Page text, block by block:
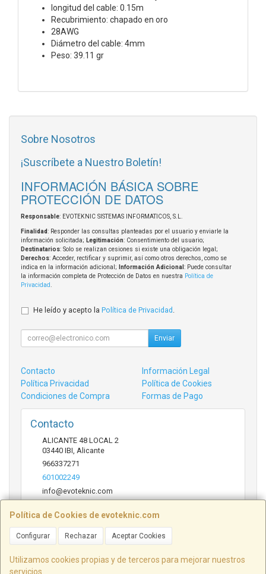
longitud del cable: 0.15m
Recubrimiento: chapado en oro
28AWG
Diámetro del cable: 4mm
Peso: 39.11 gr
Política de Cookies de evoteknic.com
Configurar Rechazar Aceptar Cookies
Utilizamos cookies propias y de terceros para mejorar nuestros
servicios.
Sobre Nosotros
¡Suscríbete a Nuestro Boletín!
INFORMACIÓN BÁSICA SOBRE
PROTECCIÓN DE DATOS
Responsable: EVOTEKNIC SISTEMAS INFORMATICOS, S.L.
Finalidad: Responder las consultas planteadas por el usuario y enviarle la
información solicitada; Legitimación: Consentimiento del usuario;
Destinatarios: Solo se realizan cesiones si existe una obligación legal;
Derechos: Acceder, rectificar y suprimir, así como otros derechos, como se
indica en la información adicional;
Información Adicional : Puede consultar
la información completa de Protección de Datos en nuestra Política de
Privacidad
He leído y acepto la Política de Privacidad
Enviar
Contacto
Información Legal
Política Privacidad
Política de Cookies
Condiciones de Compra
Formas de Pago
Contacto
ALICANTE 48 LOCAL 2
03440 IBI Alicante
966337271
601002249
info@evoteknic.com
Horario